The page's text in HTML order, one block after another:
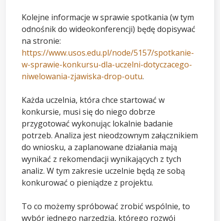
Kolejne informacje w sprawie spotkania (w tym
odnośnik do wideokonferencji) będę dopisywać
na stronie:
https://www.usos.edu.pl/node/5157/spotkanie-
w-sprawie-konkursu-dla-uczelni-dotyczacego-
niwelowania-zjawiska-drop-outu.
Każda uczelnia, która chce startować w
konkursie, musi się do niego dobrze
przygotować wykonując lokalnie badanie
potrzeb. Analiza jest nieodzownym załącznikiem
do wniosku, a zaplanowane działania mają
wynikać z rekomendacji wynikających z tych
analiz. W tym zakresie uczelnie będą ze sobą
konkurować o pieniądze z projektu.
To co możemy spróbować zrobić wspólnie, to
wybór jednego narzędzia, którego rozwój